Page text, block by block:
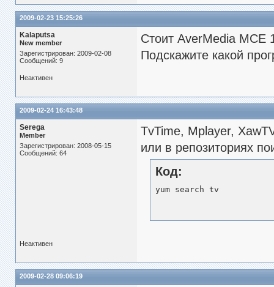
2009-02-23 15:25:26
Kalaputsa
New member
Зарегистрирован: 2009-02-08
Сообщений: 9
Стоит AverMedia MCE
Подскажите какой
Неактивен
2009-02-24 16:43:48
Serega
Member
Зарегистрирован: 2008-05-15
Сообщений: 64
TvTime, Mplayer,
или в репозиториях
Код:
yum search tv
Неактивен
2009-02-28 09:06:19